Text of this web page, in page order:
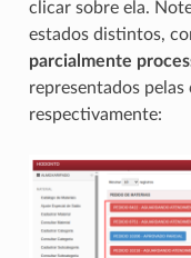
clicar sobre ela.
estados distintos,
parcialmente
representados pelas
respectivamente: